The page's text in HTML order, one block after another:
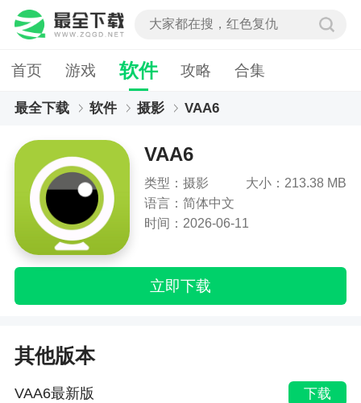
首页 游戏 软件 攻略 合集
最全下载 软件 摄影 VAA6
VAA6
类型：摄影
大小：213.38 MB
语言：简体中文
时间：2026-06-11
立即下载
其他版本
VAA6最新版 下载